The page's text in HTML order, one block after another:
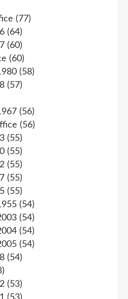
(77)
(64)
(60)
(60)
(58)
(57)
(56)
(56)
(55)
(55)
(55)
(55)
(55)
(54)
(54)
(54)
(54)
(54)
(53)